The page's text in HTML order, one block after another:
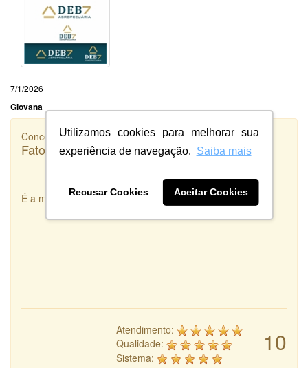
Utilizamos cookies para melhorar sua
experiência de navegação. Saiba mais
Recusar Cookies Aceitar Cookies
7/1/2026
Giovana
Concorrência
Fato Inteligência
É a melhor integradora de Designers que existe!
10
Atendimento:
Qualidade:
Sistema: